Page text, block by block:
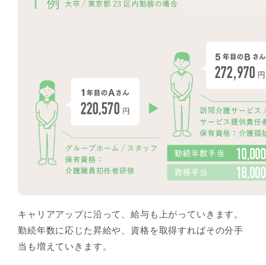
キャリアアップに沿って、給与も上がっていきます。
勤続年数に応じた昇給や、資格を取得すればその分手
当も増えていきます。